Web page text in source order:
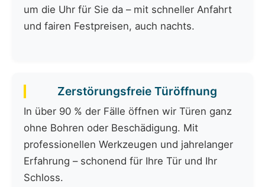
um die Uhr für Sie da – mit schneller Anfahrt
und fairen Festpreisen, auch nachts.
Zerstörungsfreie Türöffnung
In über 90 % der Fälle öffnen wir Türen ganz
ohne Bohren oder Beschädigung. Mit
professionellen Werkzeugen und jahrelanger
Erfahrung – schonend für Ihre Tür und Ihr
Schloss.